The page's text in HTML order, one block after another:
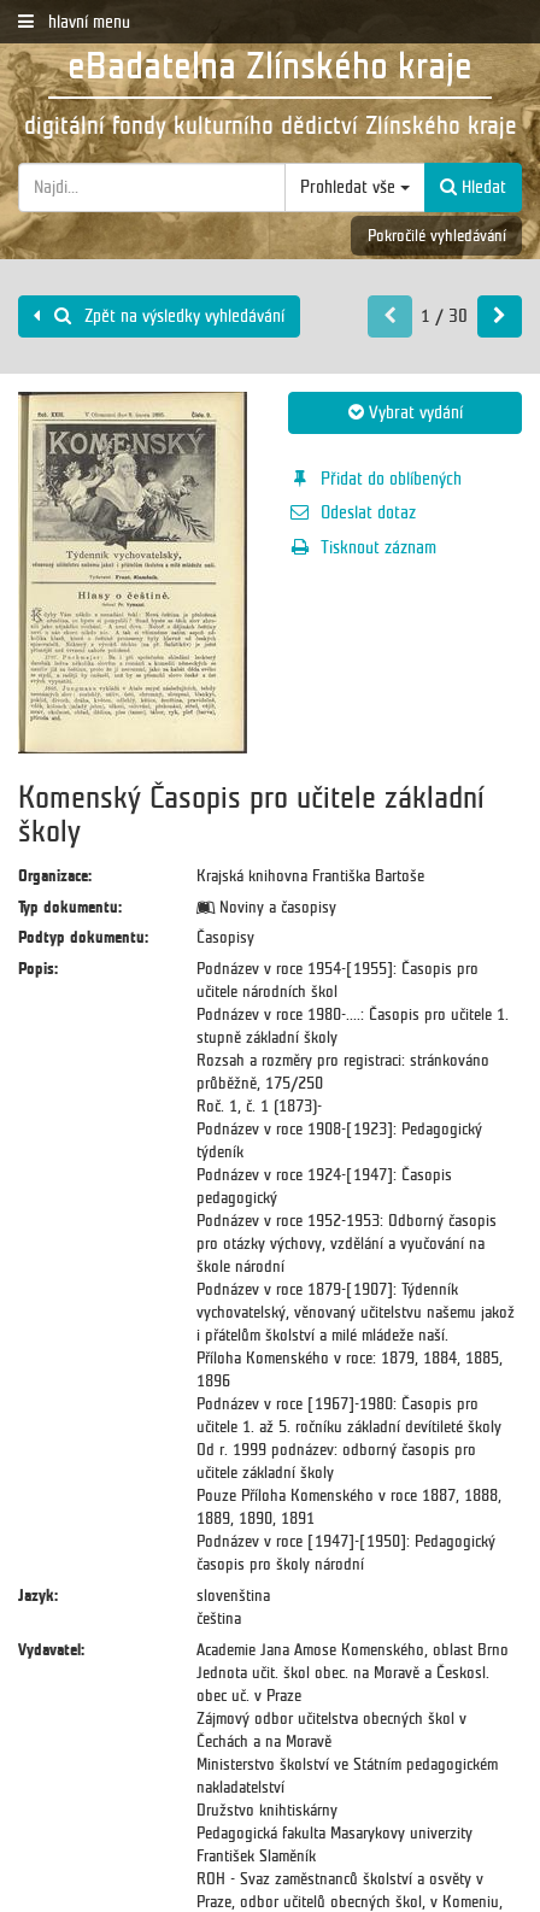
hlavní menu
eBadatelna Zlínského kraje
digitální fondy kulturního dědictví Zlínského kraje
Prohledat vše Hledat
Pokročilé vyhledávání
Zpět na výsledky vyhledávání 1 / 30
Vybrat vydání
Přidat do oblíbených
Odeslat dotaz
Tisknout záznam
Komenský Časopis pro učitele základní
školy
Organizace:
Krajská knihovna Františka Bartoše
Typ dokumentu:
Noviny a časopisy
Podtyp dokumentu:
Časopisy
Popis:
Podnázev v roce 1954-[1955]: Časopis pro
učitele národních škol
Podnázev v roce 1980-....: Časopis pro učitele 1.
stupně základní školy
Rozsah a rozměry pro registraci: stránkováno
průběžně, 175/250
Roč. 1, č. 1 (1873)-
Podnázev v roce 1908-[1923]: Pedagogický
týdeník
Podnázev v roce 1924-[1947]: Časopis
pedagogický
Podnázev v roce 1952-1953: Odborný časopis
pro otázky výchovy, vzdělání a vyučování na
škole národní
Podnázev v roce 1879-[1907]: Týdenník
vychovatelský, věnovaný učitelstvu našemu jakož
i přátelům školství a milé mládeže naší.
Příloha Komenského v roce: 1879, 1884, 1885,
1896
Podnázev v roce [1967]-1980: Časopis pro
učitele 1. až 5. ročníku základní devítileté školy
Od r. 1999 podnázev: odborný časopis pro
učitele základní školy
Pouze Příloha Komenského v roce 1887, 1888,
1889, 1890, 1891
Podnázev v roce [1947]-[1950]: Pedagogický
časopis pro školy národní
Jazyk:
slovenština
čeština
Vydavatel:
Academie Jana Amose Komenského, oblast Brno
Jednota učit. škol obec. na Moravě a Českosl.
obec uč. v Praze
Zájmový odbor učitelstva obecných škol v
Čechách a na Moravě
Ministerstvo školství ve Státním pedagogickém
nakladatelství
Družstvo knihtiskárny
Pedagogická fakulta Masarykovy univerzity
František Slaměník
ROH - Svaz zaměstnanců školství a osvěty v
Praze, odbor učitelů obecných škol, v Komeniu,